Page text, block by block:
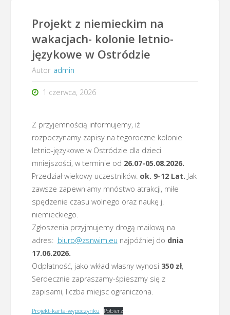
Projekt z niemieckim na
wakacjach- kolonie letnio-
językowe w Ostródzie
Autor admin
1 czerwca, 2026
Z przyjemnością informujemy, iż
rozpoczynamy zapisy na tegoroczne kolonie
letnio-językowe w Ostródzie dla dzieci
mniejszości, w terminie od 26.07-05.08.2026.
Przedział wiekowy uczestników: ok. 9-12 Lat. Jak
zawsze zapewniamy mnóstwo atrakcji, miłe
spędzenie czasu wolnego oraz naukę j.
niemieckiego.
Zgłoszenia przyjmujemy drogą mailową na
adres: biuro@zsnwim.eu najpóźniej do dnia
17.06.2026.
Odpłatność, jako wkład własny wynosi 350 zł,
Serdecznie zapraszamy-śpieszmy się z
zapisami, liczba miejsc ograniczona.
Projekt-karta-wypoczynku Pobierz